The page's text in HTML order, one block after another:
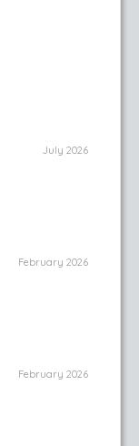
July 2026
February 2026
February 2026